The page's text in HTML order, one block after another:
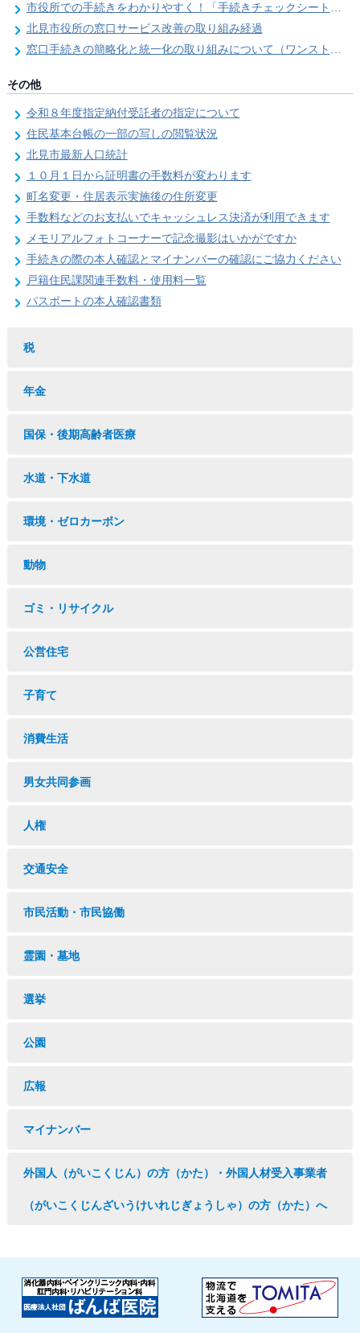
市役所での手続きをわかりやすく！「手続きチェックシート」を導入しました
北見市役所の窓口サービス改善の取り組み経過
窓口手続きの簡略化と統一化の取り組みについて（ワンストップサービス推進事業）
その他
令和８年度指定納付受託者の指定について
住民基本台帳の一部の写しの閲覧状況
北見市最新人口統計
１０月１日から証明書の手数料が変わります
町名変更・住居表示実施後の住所変更
手数料などのお支払いでキャッシュレス決済が利用できます
メモリアルフォトコーナーで記念撮影はいかがですか
手続きの際の本人確認とマイナンバーの確認にご協力ください
戸籍住民課関連手数料・使用料一覧
パスポートの本人確認書類
税
年金
国保・後期高齢者医療
水道・下水道
環境・ゼロカーボン
動物
ゴミ・リサイクル
公営住宅
子育て
消費生活
男女共同参画
人権
交通安全
市民活動・市民協働
霊園・墓地
選挙
公園
広報
マイナンバー
外国人（がいこくじん）の方（かた）・外国人材受入事業者
（がいこくじんざいうけいれじぎょうしゃ）の方（かた）へ